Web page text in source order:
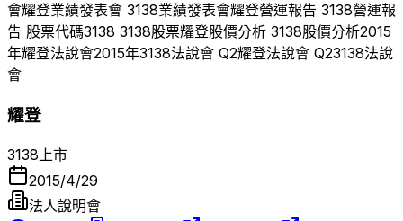
會耀登業績發表會 3138業績發表會耀登營運報告 3138營運報
告 股票代碼3138 3138股票耀登股價分析 3138股價分析2015
年耀登法說會2015年3138法說會 Q2耀登法說會 Q23138法說
會
耀登
3138 上市
2015/4/29
法人說明會